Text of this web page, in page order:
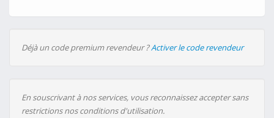
Déjà un code premium revendeur ?Activer le code revendeur
En souscrivant à nos services, vous reconnaissez accepter sans
restrictions nos conditions d'utilisation.